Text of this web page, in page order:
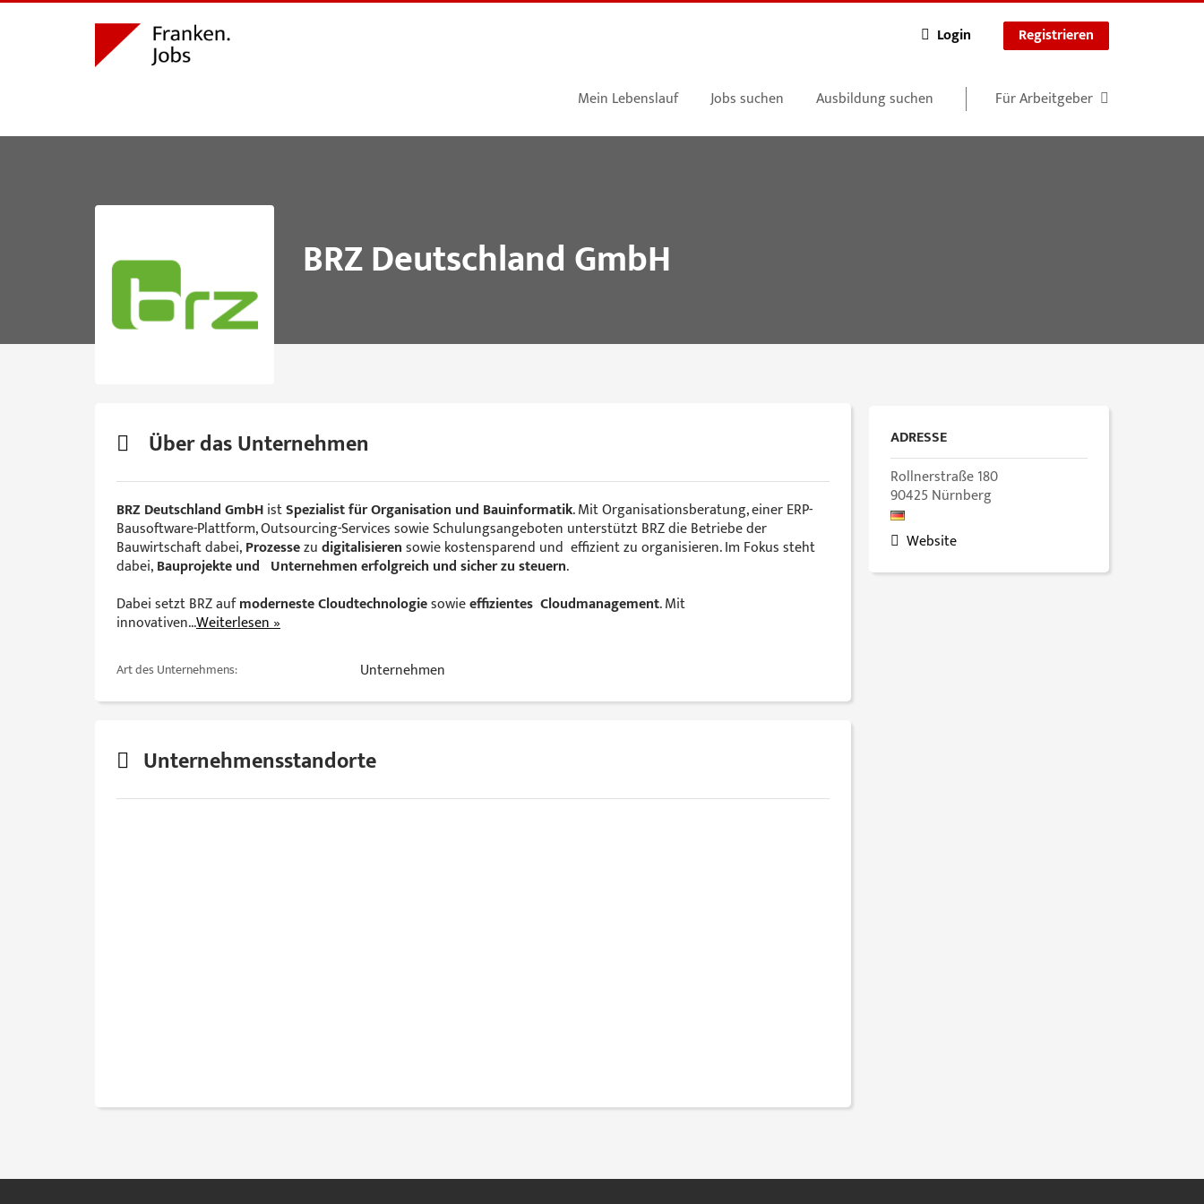
Login Registrieren
Mein Lebenslauf Jobs suchen Ausbildung suchen Für Arbeitgeber
BRZ Deutschland GmbH
Über das Unternehmen
BRZ Deutschland GmbHistSpezialist für Organisation und Bauinformatik. Mit Organisationsberatung, einer ERP-
Bausoftware-Plattform, Outsourcing-Services sowie Schulungsangeboten unterstützt BRZ die Betriebe der
Bauwirtschaft dabei,Prozessezudigitalisierensowie kostensparend und effizient zu organisieren. Im Fokus steht
dabei,Bauprojekte und Unternehmen erfolgreich und sicher zu steuern.
Dabei setzt BRZ aufmoderneste Cloudtechnologiesowieeffizientes Cloudmanagement. Mit
innovativen...Weiterlesen »
Art des Unternehmens: Unternehmen
Unternehmensstandorte
ADRESSE
Rollnerstraße 180
90425Nürnberg
Website